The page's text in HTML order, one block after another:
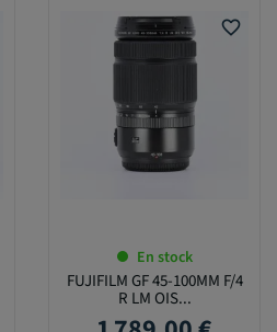
favorite_border
En stock
FUJIFILM GF 45-100MM F/4
R LM OIS...